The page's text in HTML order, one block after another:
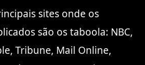
sites onde os
são os taboola: NBC,
Tribune, Mail Online,